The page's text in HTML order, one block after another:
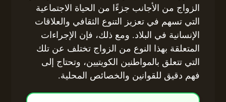
الزواج من الأجانب جزءًا من الحياة الاجتماعية
التي تسهم في تعزيز التنوع الثقافي والعلاقات
الإنسانية في البلاد. ومع ذلك، فإن الإجراءات
المتعلقة بهذا النوع من الزواج تختلف عن تلك
التي تتعلق بالمواطنين الكويتيين، وتحتاج إلى
فهم دقيق للقوانين والخصائص المحلية.